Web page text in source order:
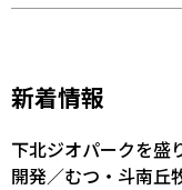
新着情報
下北ジオパークを
開発／むつ・斗南丘